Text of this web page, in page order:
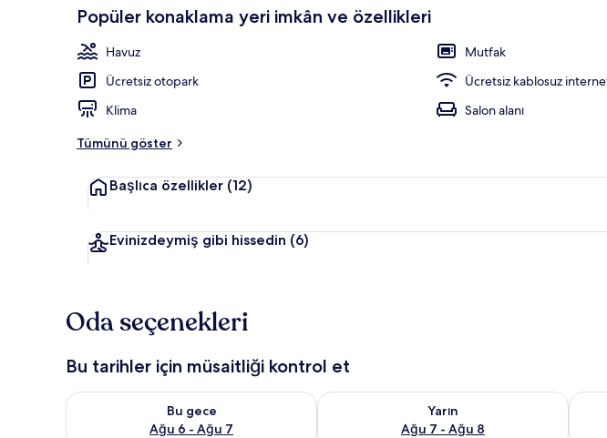
Sezonluk açık havuz, havuz şemsiyeleri, şezlonglar
Popüler konaklama yeri imkân ve özellikleri
Havuz
Mutfak
Ücretsiz otopark
Ücretsiz kablosuz
Klima
Salon alanı
Tümünü göster
Başlıca özellikler (12)
Evinizdeymiş gibi hissedin (6)
Oda seçenekleri
Bu tarihler için müsaitliği kontrol et
Bu gece
Ağu 6 - Ağu 7
Bu gece için müsaitliği kontrol et Ağu 6 - Ağu 7
Yarın
Ağu 7 - Ağu 8
Yarın için müsaitliği kontrol et Ağu 7 - Ağu 8
Bu